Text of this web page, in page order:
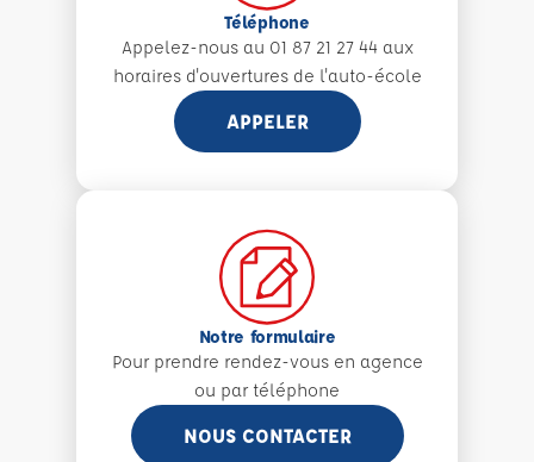
Téléphone
Appelez-nous au 01 87 21 27 44 aux
horaires d'ouvertures de l'auto-école
APPELER
Notre formulaire
Pour prendre rendez-vous en agence
ou par téléphone
NOUS CONTACTER